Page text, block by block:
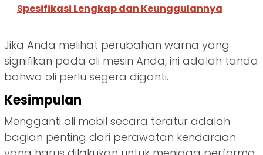
Spesifikasi Lengkap dan Keunggulannya
Jika Anda melihat perubahan warna yang
signifikan pada oli mesin Anda, ini adalah tanda
bahwa oli perlu segera diganti.
Kesimpulan
Mengganti oli mobil secara teratur adalah
bagian penting dari perawatan kendaraan